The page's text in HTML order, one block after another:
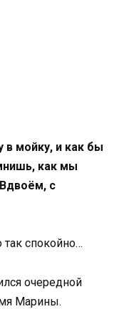
в мойку, и как бы
как мы
с
спокойно…
очередной
Марины.